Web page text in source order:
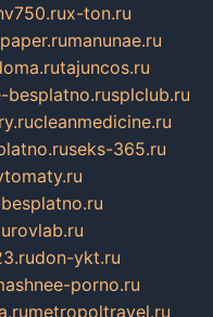
x-ton.ru
manunae.ru
tajuncos.ru
besplatno.rusplclub.ru
cleanmedicine.ru
seks-365.ru
don-ykt.ru
porno.ru
metropoltravel.ru